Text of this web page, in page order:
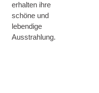
erhalten ihre
schöne und
lebendige
Ausstrahlung.